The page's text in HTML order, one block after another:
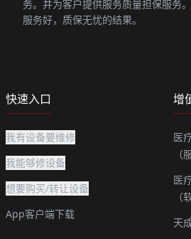
务。并为客户提供服务质量担保服务
服务好，质保无忧的结果。
快速入口
我有设备要维修
我能够修设备
想要购买/转让设备
App客户端下载
增
医
（
医
（
天